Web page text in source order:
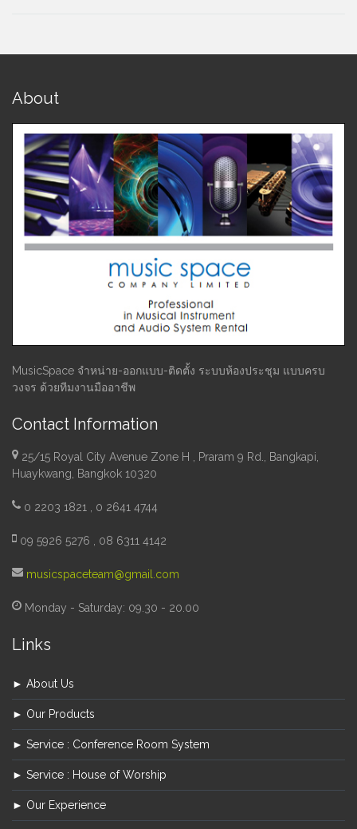
About
MusicSpace จำหน่าย-ออกแบบ-ติดตั้ง ระบบห้องประชุม แบบครบ
วงจร ด้วยทีมงานมืออาชีพ
Contact Information
25/15 Royal City Avenue Zone H , Praram 9 Rd., Bangkapi,
Huaykwang, Bangkok 10320
0 2203 1821 , 0 2641 4744
09 5926 5276 , 08 6311 4142
musicspaceteam@gmail.com
Monday - Saturday: 09.30 - 20.00
Links
► About Us
► Our Products
► Service : Conference Room System
► Service : House of Worship
► Our Experience